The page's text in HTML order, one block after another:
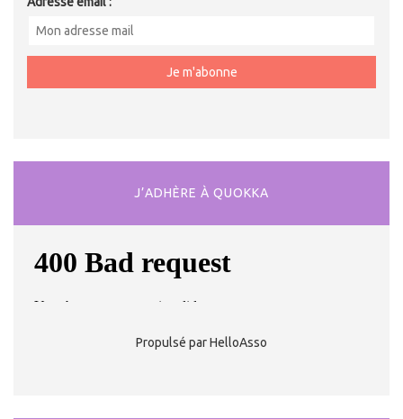
J’ADHÈRE À QUOKKA
Propulsé par HelloAsso